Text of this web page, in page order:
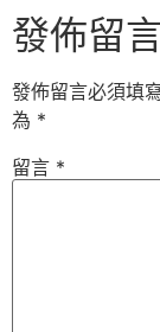
發佈留
發佈留言必須填
為 *
留言 *